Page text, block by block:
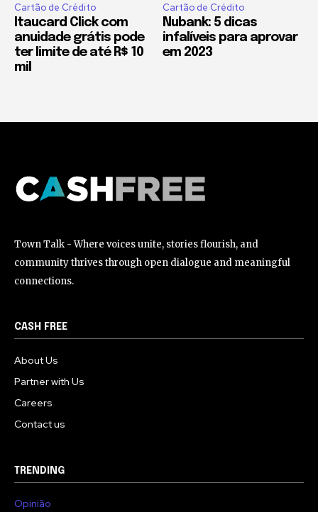
Cartão de Crédito
Itaucard Click com
anuidade grátis pode
ter limite de até R$ 10
mil
Cartão de Crédito
Nubank: 5 dicas
infalíveis para aprovar
em 2023
Town Talk - Where voices unite, stories flourish, and
community thrives through open dialogue and meaningful
connections.
CASH FREE
About Us
Partner with Us
Careers
Contact us
TRENDING
Opinião